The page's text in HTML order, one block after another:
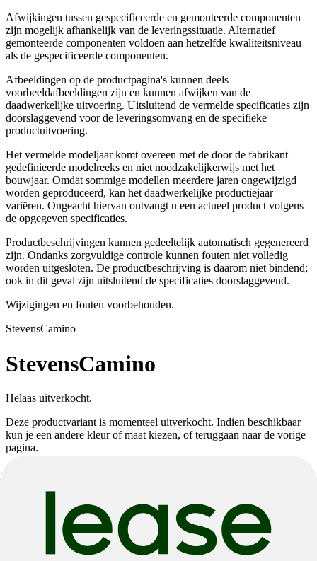
Afwijkingen tussen gespecificeerde en gemonteerde componenten
zijn mogelijk afhankelijk van de leveringssituatie. Alternatief
gemonteerde componenten voldoen aan hetzelfde kwaliteitsniveau
als de gespecificeerde componenten.
Afbeeldingen op de productpagina's kunnen deels
voorbeeldafbeeldingen zijn en kunnen afwijken van de
daadwerkelijke uitvoering. Uitsluitend de vermelde specificaties zijn
doorslaggevend voor de leveringsomvang en de specifieke
productuitvoering.
Het vermelde modeljaar komt overeen met de door de fabrikant
gedefinieerde modelreeks en niet noodzakelijkerwijs met het
bouwjaar. Omdat sommige modellen meerdere jaren ongewijzigd
worden geproduceerd, kan het daadwerkelijke productiejaar
variëren. Ongeacht hiervan ontvangt u een actueel product volgens
de opgegeven specificaties.
Productbeschrijvingen kunnen gedeeltelijk automatisch gegenereerd
zijn. Ondanks zorgvuldige controle kunnen fouten niet volledig
worden uitgesloten. De productbeschrijving is daarom niet bindend;
ook in dit geval zijn uitsluitend de specificaties doorslaggevend.
Wijzigingen en fouten voorbehouden.
StevensCamino
StevensCamino
Helaas uitverkocht.
Deze productvariant is momenteel uitverkocht. Indien beschikbaar
kun je een andere kleur of maat kiezen, of teruggaan naar de vorige
pagina.